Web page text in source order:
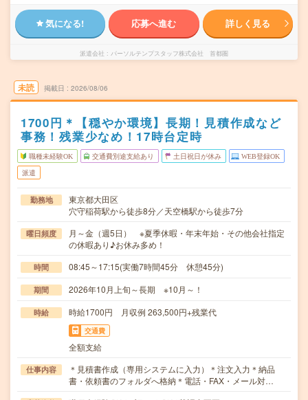
気になる! 応募へ進む 詳しく見る
派遣会社 パーソルテンプスタッフ株式会社 首都圏
未読 掲載日 2026/08/06
1700円＊【穏やか環境】長期！見積作成など
事務！残業少なめ！17時台定時
職種未経験OK 交通費別途支給あり 土日祝日が休み WEB登録OK
派遣
勤務地
東京都大田区
穴守稲荷駅から徒歩8分／天空橋駅から徒歩7分
曜日頻度
月～金（週5日） ※夏季休暇・年末年始・その他会社指定
の休暇あり♪お休み多め！
時間 08:45～17:15(実働7時間45分 休憩45分)
期間 2026年10月上旬～長期 ※10月～！
時給 時給1700円 月収例 263,500円+残業代
交通費
全額支給
仕事内容
＊見積書作成（専用システムに入力）＊注文入力＊納品
書・依頼書のフォルダへ格納＊電話・FAX・メール対…